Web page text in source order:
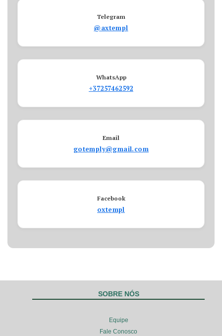
Telegram
@axtempl
WhatsApp
+37257462592
Email
gotemply@gmail.com
Facebook
oxtempl
SOBRE NÓS
Equipe
Fale Conosco